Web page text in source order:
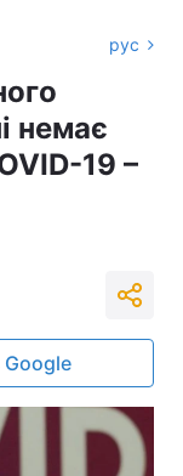
рус
немає
19 –
Google